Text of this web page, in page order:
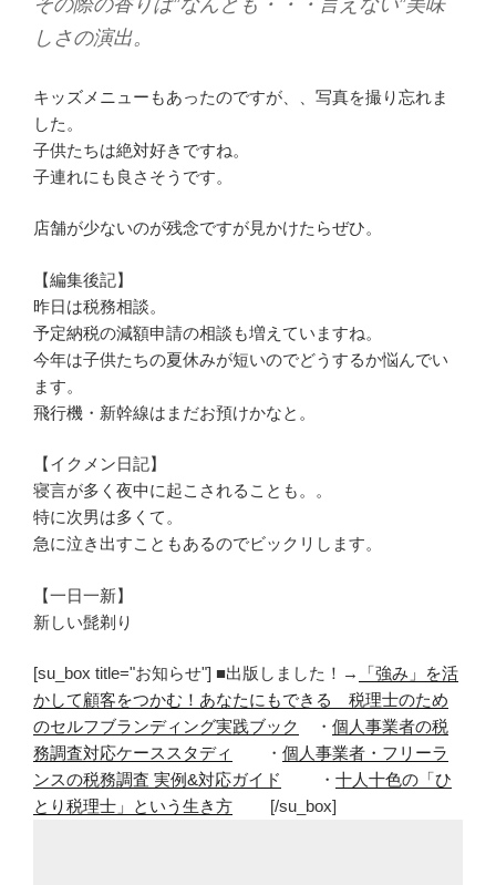
しさの演出。
キッズメニューもあったのですが、、写真を撮り忘れま
した。
子供たちは絶対好きですね。
子連れにも良さそうです。
店舗が少ないのが残念ですが見かけたらぜひ。
【編集後記】
昨日は税務相談。
予定納税の減額申請の相談も増えていますね。
今年は子供たちの夏休みが短いのでどうするか悩んでい
ます。
飛行機・新幹線はまだお預けかなと。
【イクメン日記】
寝言が多く夜中に起こされることも。。
特に次男は多くて。
急に泣き出すこともあるのでビックリします。
【一日一新】
新しい髭剃り
[su_box title="お知らせ"] ■出版しました！→
「強み」を活
かして顧客をつかむ！あなたにもできる 税理士のため
のセルフブランディング実践ブック
・ 個人事業者の税
務調査対応ケーススタディ
・ 個人事業者・フリーラ
ンスの税務調査 実例&対応ガイド
・ 十人十色の「ひ
とり税理士」という生き方 [/su_box]